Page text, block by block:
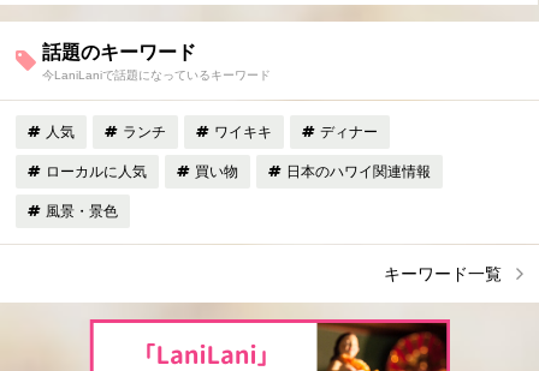
話題のキーワード
今LaniLaniで話題になっているキーワード
人気 ランチ ワイキキ ディナー
ローカルに人気 買い物 日本のハワイ関連情報
風景・景色
キーワード一覧